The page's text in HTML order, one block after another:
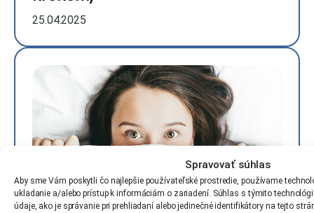
Spravovať súhlas
Aby sme Vám poskytli čo najlepšie používateľské prostredie, používame
ukladanie a/alebo prístup k informáciám o zariadení. Súhlas s týmito
údaje, ako je správanie pri prehliadaní alebo jedinečné identifikátory na tejto
25.04.2025